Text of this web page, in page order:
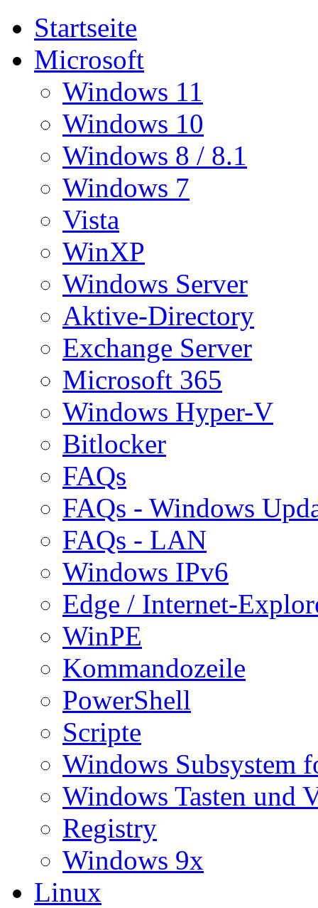
Startseite
Microsoft
Windows 11
Windows 10
Windows 8 / 8.1
Windows 7
Vista
WinXP
Windows Server
Aktive-Directory
Exchange Server
Microsoft 365
Windows Hyper-V
Bitlocker
FAQs
FAQs - Windows
FAQs - LAN
Windows IPv6
Edge / Internet-
WinPE
Kommandozeile
PowerShell
Scripte
Windows Subsystem
Windows Tasten und
Registry
Windows 9x
Linux